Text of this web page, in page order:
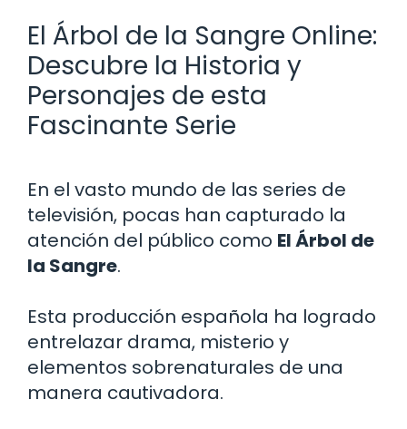
El Árbol de la Sangre Online:
Descubre la Historia y
Personajes de esta
Fascinante Serie
En el vasto mundo de las series de
televisión, pocas han capturado la
atención del público como El Árbol de
la Sangre.
Esta producción española ha logrado
entrelazar drama, misterio y
elementos sobrenaturales de una
manera cautivadora.